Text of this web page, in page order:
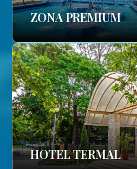
ZONA PREMIUM
HOTEL TERMAL